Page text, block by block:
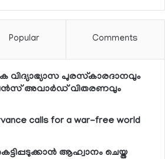
Popular Comments
പുരസ്‌കാരദാനവും
അവാര്‍ഡ് വിതരണവും
calls for a war-free world
ആഹ്വാനം ചെയ്ത